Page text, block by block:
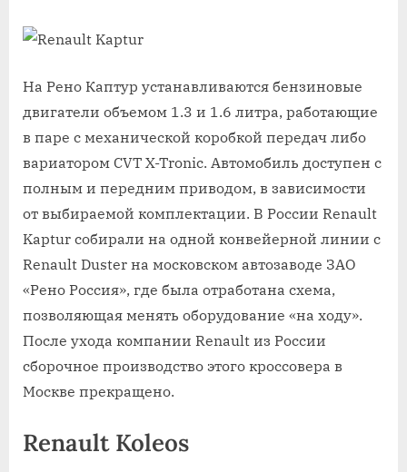
На Рено Каптур устанавливаются бензиновые
двигатели объемом 1.3 и 1.6 литра, работающие
в паре с механической коробкой передач либо
вариатором CVT X-Tronic. Автомобиль доступен с
полным и передним приводом, в зависимости
от выбираемой комплектации. В России Renault
Kaptur собирали на одной конвейерной линии с
Renault Duster на московском автозаводе ЗАО
«Рено Россия», где была отработана схема,
позволяющая менять оборудование «на ходу».
После ухода компании Renault из России
сборочное производство этого кроссовера в
Москве прекращено.
Renault Koleos